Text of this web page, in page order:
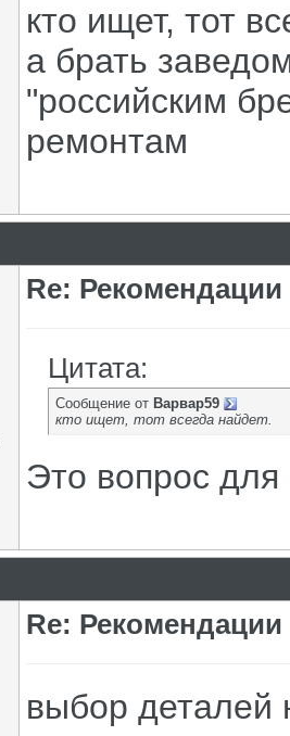
кто ищет, тот
а брать
"российским
ремонтам
Re:
Цитата:
Сообщение от Варвар59
кто ищет, тот всегда найдет.
Это вопрос
Re:
выбор деталей